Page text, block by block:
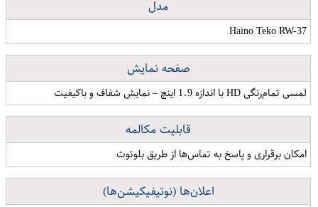
مدل
Haino Teko RW-37
صفحه نمایش
لمسی تمام‌رنگی HD با اندازه 1.9 اینچ – نمایش شفاف و باکیفیت
قابلیت مکالمه
امکان برقراری و پاسخ به تماس‌ها از طریق بلوتوث
اعلان‌ها (نوتیفیکیشن‌ها)